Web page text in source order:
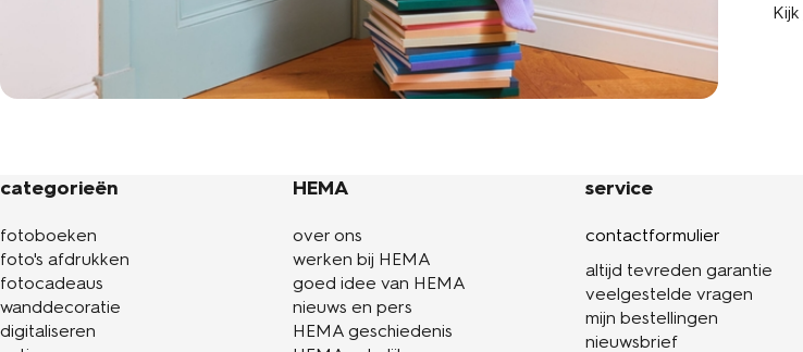
Kijk
categorieën
fotoboeken
foto's afdrukken
fotocadeaus
wanddecoratie
digitaliseren
HEMA
over ons
werken bij HEMA
goed idee van HEMA
nieuws en pers
HEMA geschiedenis
service
contactformulier
altijd tevreden garantie
veelgestelde vragen
mijn bestellingen
nieuwsbrief